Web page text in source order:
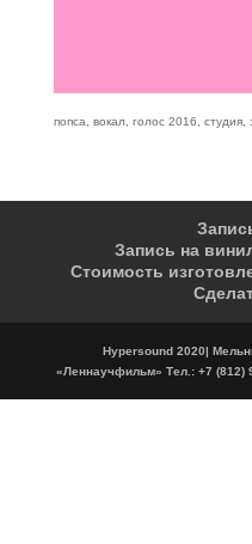
попса, вокал, голос 2016, студия,
Запись на
Стоимость
Hypersound 2020|
«Леннаучфильм» Тел.: +7 (812)